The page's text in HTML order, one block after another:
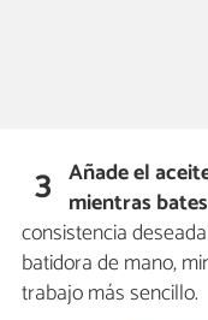
3 Añade el
mientras bates
consistencia
batidora de mano,
trabajo más sencillo.